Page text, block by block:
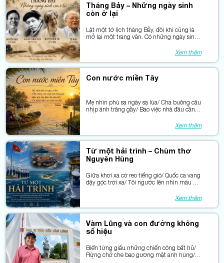
Tháng Bảy – Những ngày sinh
còn ở lại
Lật một tờ lịch tháng Bảy, đôi khi cũng là
mở lại một trang văn. Có những ngày sinh
họ vẫn ở lại trong ký ức nhiều thế hệ bạn
Xem thêm
Con nước miền Tây
Mẹ nhìn phù sa ngày sạ lúa/ Cha buông câu
nhịp ánh trăng gầy/ Bao việc nhà đâu cần
Xem thêm
Từ một hải trình – Chùm thơ
Nguyên Hùng
Giữa khơi xa cờ reo tiếng gió/ Quốc ca vang
dậy góc trời xa/ Tôi ngước lên nhìn màu cờ
Xem thêm
Vàm Lũng và con đường không
số hiệu
Biển từng giấu những chiến công bất hủ/
Rừng chở che bao gương mặt anh hùng/